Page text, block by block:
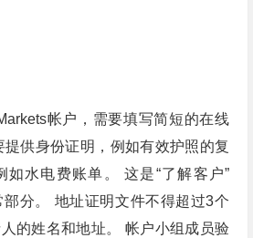
帐户，需要填写简短的在线
供身份证明，例如有效护照的复
如水电费账单。 这是“了解客户”
部分。 地址证明文件不得超过3个
的姓名和地址。 帐户小组成员验